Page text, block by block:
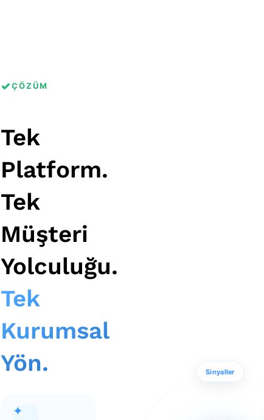
✓ÇÖZÜM
Tek
Platform.
Tek
Müşteri
Yolculuğu.
Tek
Kurumsal
Yön.
✦
Sinyaller